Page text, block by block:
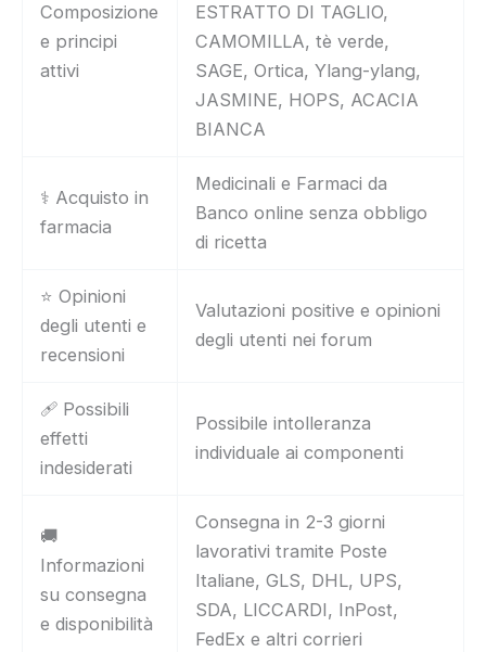
Composizione
e principi
attivi
ESTRATTO DI TAGLIO,
CAMOMILLA, tè verde,
SAGE, Ortica, Ylang-ylang,
JASMINE, HOPS, ACACIA
BIANCA
⚕️ Acquisto in
farmacia
Medicinali e Farmaci da
Banco online senza obbligo
di ricetta
⭐ Opinioni
degli utenti e
recensioni
Valutazioni positive e opinioni
degli utenti nei forum
🩹 Possibili
effetti
indesiderati
Possibile intolleranza
individuale ai componenti
🚚
Informazioni
su consegna
e disponibilità
Consegna in 2-3 giorni
lavorativi tramite Poste
Italiane, GLS, DHL, UPS,
SDA, LICCARDI, InPost,
FedEx e altri corrieri